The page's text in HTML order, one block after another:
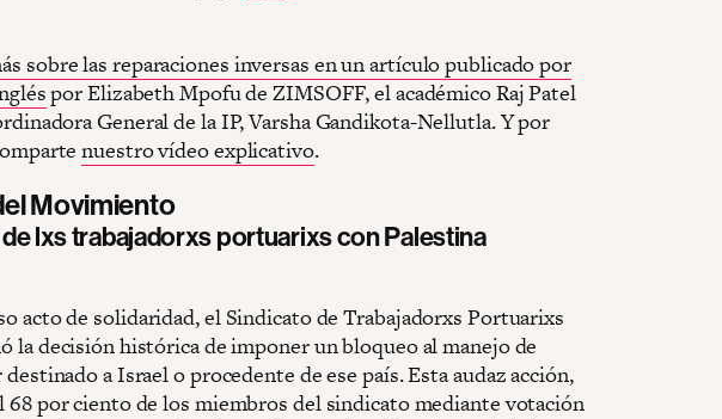
sobre las reparaciones inversas en un artículo publicado por
por Elizabeth Mpofu de ZIMSOFF, el académico Raj Patel
General de la IP, Varsha Gandikota-Nellutla. Y por
nuestro vídeo explicativo.
Movimiento
lxs trabajadorxs portuarixs con Palestina
acto de solidaridad, el Sindicato de Trabajadorxs Portuarixs
la decisión histórica de imponer un bloqueo al manejo de
a Israel o procedente de ese país. Esta audaz acción,
68 por ciento de los miembros del sindicato mediante votación